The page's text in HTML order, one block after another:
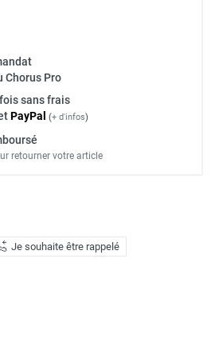
Je souhaite être rappelé
Pro
sans frais
PayPal (+ d'infos)
retourner votre article